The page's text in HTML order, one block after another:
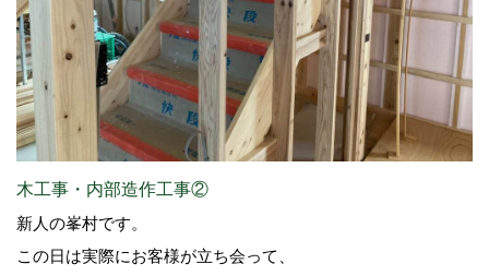
木工事・内部造作工事②
新人の峯村です。
この日は実際にお客様が立ち会って、